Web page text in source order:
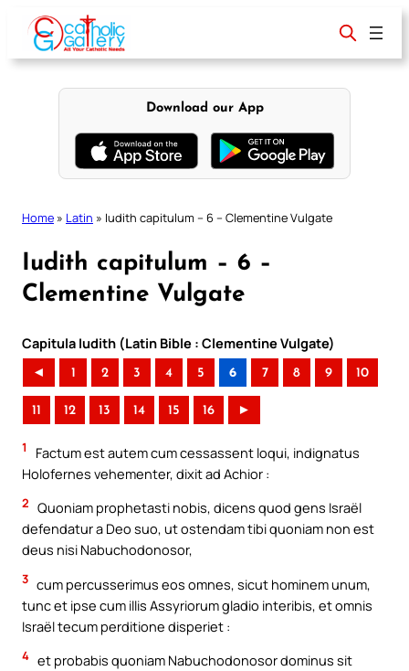
content
Download our App
Home » Latin » Iudith capitulum – 6 – Clementine Vulgate
Iudith capitulum – 6 –
Clementine Vulgate
Capitula Iudith (Latin Bible : Clementine Vulgate)
◄ 1 2 3 4 5 6 7 8 9 10
11 12 13 14 15 16 ►
1
Factum est autem cum cessassent loqui, indignatus
Holofernes vehementer, dixit ad Achior :
2 Quoniam prophetasti nobis, dicens quod gens Israël
defendatur a Deo suo, ut ostendam tibi quoniam non est
deus nisi Nabuchodonosor,
3 cum percusserimus eos omnes, sicut hominem unum,
tunc et ipse cum illis Assyriorum gladio interibis, et omnis
Israël tecum perditione disperiet :
4 et probabis quoniam Nabuchodonosor dominus sit